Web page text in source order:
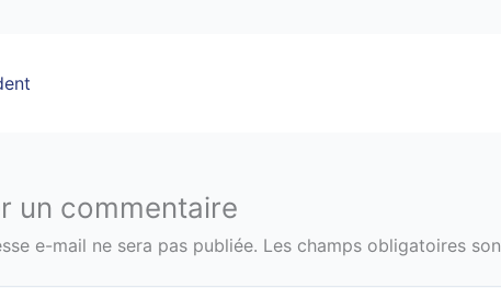
un commentaire
e-mail ne sera pas publiée. Les champs obligatoires